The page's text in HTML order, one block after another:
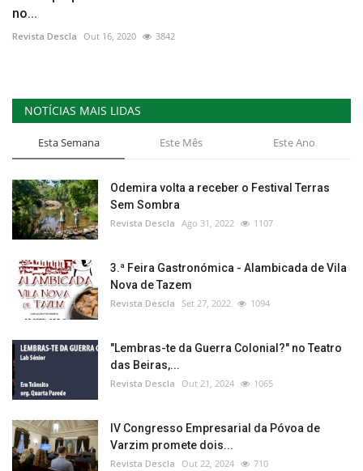
no...
Revista Descla Out 16, 2020 3842
NOTÍCIAS MAIS LIDAS
Esta Semana Este Mês Este Ano
Odemira volta a receber o Festival Terras
Sem Sombra
Revista Descla Ago 31, 2022 1107
3.ª Feira Gastronómica - Alambicada de Vila
Nova de Tazem
Revista Descla Set 27, 2022 1094
"Lembras-te da Guerra Colonial?" no Teatro
das Beiras,...
Revista Descla Out 21, 2024 1065
IV Congresso Empresarial da Póvoa de
Varzim promete dois...
Revista Descla Out 22, 2024 710